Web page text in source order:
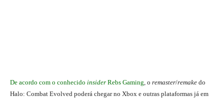
De acordo com o conhecido insider Rebs Gaming, o remaster/remake do
Halo: Combat Evolved poderá chegar no Xbox e outras plataformas já em